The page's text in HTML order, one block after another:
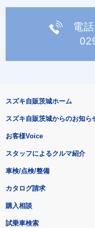
電
スズキ自販茨城ホーム
スズキ自販茨城からのお知ら
お客様Voice
スタッフによるクルマ紹介
車検/点検/整備
カタログ請求
購入相談
試乗車検索